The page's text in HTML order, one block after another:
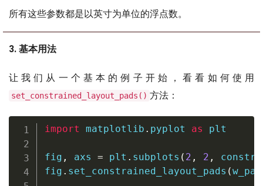
所有这些参数都是以英寸为单位的浮点数。
3. 基本用法
让我们从一个基本的例子开始，看看如何使用
set_constrained_layout_pads() 方法：
import matplotlib . pyplot as plt
fig , axs = plt . subplots ( 2 , 2 ,
fig . set_constrained_layout_pads (w_pad